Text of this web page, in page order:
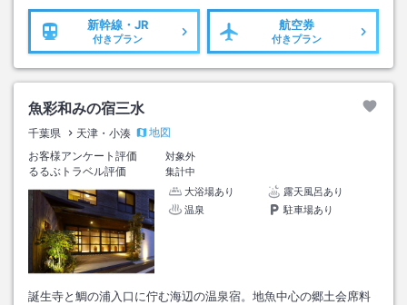
新幹線・JR
付きプラン
航空券
付きプラン
魚彩和みの宿三水
千葉県 天津・小湊
地図
お客様アンケート評価
対象外
るるぶトラベル評価
集計中
大浴場あり
露天風呂あり
温泉
駐車場あり
誕生寺と鯛の浦入口に佇む海辺の温泉宿。地魚中心の郷土会席料